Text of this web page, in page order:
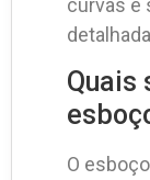
curvas e
Quais
O